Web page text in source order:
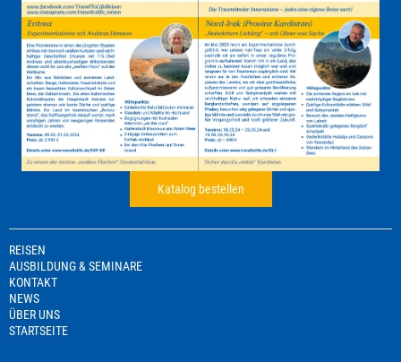
Katalog bestellen
REISEN
AUSBILDUNG & SEMINARE
KONTAKT
NEWS
ÜBER UNS
STARTSEITE